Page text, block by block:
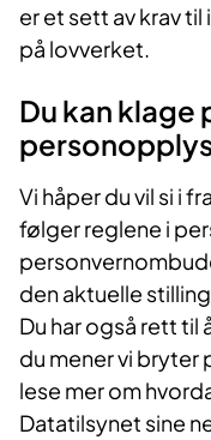
er et sett av krav
på lovverket.
Du kan klage
Vi håper du vil si i
følger reglene i
den aktuelle
Du har også rett til
du mener vi bryter
lese mer om
Datatilsynet sine